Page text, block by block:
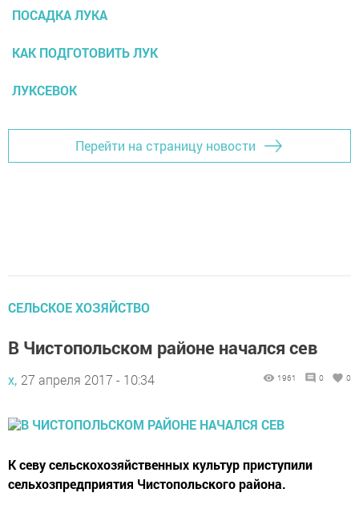
ПОСАДКА ЛУКА
КАК ПОДГОТОВИТЬ ЛУК
ЛУКСЕВОК
Перейти на страницу новости
СЕЛЬСКОЕ ХОЗЯЙСТВО
В Чистопольском районе начался сев
х, 27 апреля 2017 - 10:34 1961 0 0
К севу сельскохозяйственных культур приступили
сельхозпредприятия Чистопольского района.